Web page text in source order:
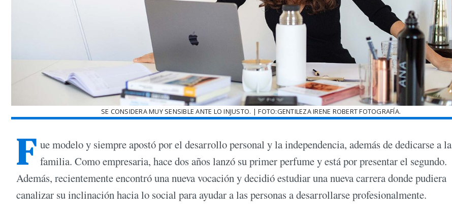
SE CONSIDERA MUY SENSIBLE ANTE LO INJUSTO. | FOTO:GENTILEZA IRENE ROBERT FOTOGRAFÍA.
F ue modelo y siempre apostó por el desarrollo personal y la independencia, además de dedicarse a la
familia. Como empresaria, hace dos años lanzó su primer perfume y está por presentar el segundo.
Además, recientemente encontró una nueva vocación y decidió estudiar una nueva carrera donde pudiera
canalizar su inclinación hacia lo social para ayudar a las personas a desarrollarse profesionalmente.